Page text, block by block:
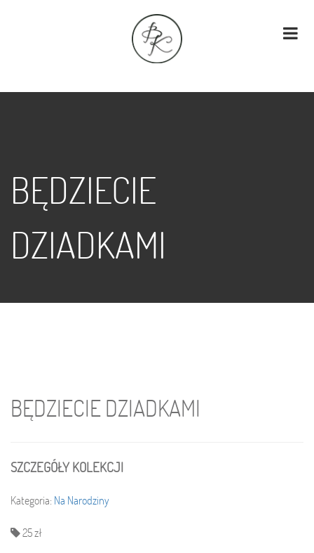
BĘDZIECIE
DZIADKAMI
BĘDZIECIE DZIADKAMI
SZCZEGÓŁY KOLEKCJI
Kategoria: Na Narodziny
25 zł